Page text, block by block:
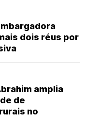
dois réus por
amplia
de
no